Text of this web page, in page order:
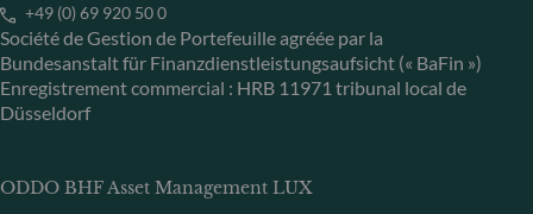
+49 (0) 69 920 50 0
Société de Gestion de Portefeuille agréée par la
Bundesanstalt für Finanzdienstleistungsaufsicht (« BaFin »)
Enregistrement commercial : HRB 11971 tribunal local de
Düsseldorf
ODDO BHF Asset Management LUX